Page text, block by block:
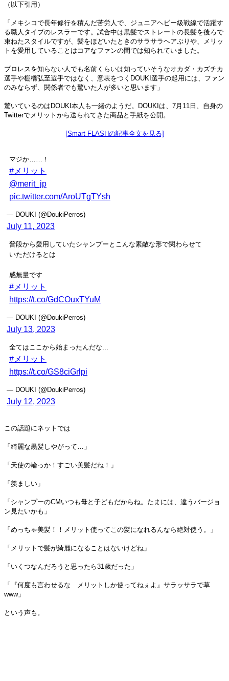
（以下引用）
「メキシコで長年修行を積んだ苦労人で、ジュニアヘビー級戦線で活躍す
る職人タイプのレスラーです。試合中は黒髪でストレートの長髪を後ろで
束ねたスタイルですが、髪をほどいたときのサラサラヘアぶりや、メリッ
トを愛用していることはコアなファンの間では知られていました。
プロレスを知らない人でも名前くらいは知っていそうなオカダ・カズチカ
選手や棚橋弘至選手ではなく、意表をつくDOUKI選手の起用には、ファン
のみならず、関係者でも驚いた人が多いと思います」
驚いているのはDOUKI本人も一緒のようだ。DOUKIは、7月11日、自身の
Twitterでメリットから送られてきた商品と手紙を公開。
[Smart FLASHの記事全文を見る]
マジか……！
#メリット
@merit_jp
pic.twitter.com/AroUTgTYsh
— DOUKI (@DoukiPerros)
July 11, 2023
普段から愛用していたシャンプーとこんな素敵な形で関わらせて
いただけるとは
感無量です
#メリット
https://t.co/GdCOuxTYuM
— DOUKI (@DoukiPerros)
July 13, 2023
全てはここから始まったんだな...
#メリット
https://t.co/GS8ciGrlpi
— DOUKI (@DoukiPerros)
July 12, 2023
この話題にネットでは
「綺麗な黒髪しやがって…」
「天使の輪っか！すごい美髪だね！」
「羨ましい」
「シャンプーのCMいつも母と子どもだからね。たまには、違うバージョ
ン見たいかも」
「めっちゃ美髪！！メリット使ってこの髪になれるんなら絶対使う。」
「メリットで髪が綺麗になることはないけどね」
「いくつなんだろうと思ったら31歳だった」
「『何度も言わせるな メリットしか使ってねぇよ』サラッサラで草
www」
という声も。